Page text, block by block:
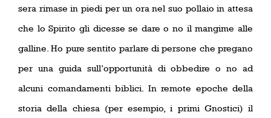
sera rimase in piedi per un ora nel suo pollaio in attesa
che lo Spirito gli dicesse se dare o no il mangime alle
galline. Ho pure sentito parlare di persone che pregano
per una guida sull’opportunità di obbedire o no ad
alcuni comandamenti biblici. In remote epoche della
storia della chiesa (per esempio, i primi Gnostici) il